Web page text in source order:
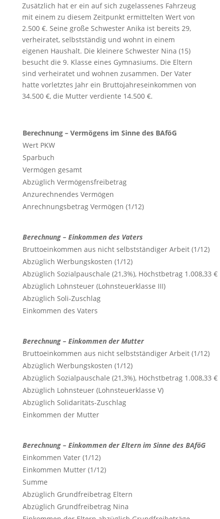
Zusätzlich hat er ein auf sich zugelassenes Fahrzeug
mit einem zu diesem Zeitpunkt ermittelten Wert von
2.500 €. Seine große Schwester Anika ist bereits 29,
verheiratet, selbstständig und wohnt in einem
eigenen Haushalt. Die kleinere Schwester Nina (15)
besucht die 9. Klasse eines Gymnasiums. Die Eltern
sind verheiratet und wohnen zusammen. Der Vater
hatte vorletztes Jahr ein Bruttojahreseinkommen von
34.500 €, die Mutter verdiente 14.500 €.
Berechnung – Vermögens im Sinne des BAföG
Wert PKW
Sparbuch
Vermögen gesamt
Abzüglich Vermögensfreibetrag
Anzurechnendes Vermögen
Anrechnungsbetrag Vermögen (1/12)
Berechnung – Einkommen des Vaters
Bruttoeinkommen aus nicht selbstständiger Arbeit (1/12)
Abzüglich Werbungskosten (1/12)
Abzüglich Sozialpauschale (21,3%), Höchstbetrag 1.008,33 €
Abzüglich Lohnsteuer (Lohnsteuerklasse III)
Abzüglich Soli-Zuschlag
Einkommen des Vaters
Berechnung – Einkommen der Mutter
Bruttoeinkommen aus nicht selbstständiger Arbeit (1/12)
Abzüglich Werbungskosten (1/12)
Abzüglich Sozialpauschale (21,3%), Höchstbetrag 1.008,33 €
Abzüglich Lohnsteuer (Lohnsteuerklasse V)
Abzüglich Solidaritäts-Zuschlag
Einkommen der Mutter
Berechnung – Einkommen der Eltern im Sinne des BAföG
Einkommen Vater (1/12)
Einkommen Mutter (1/12)
Summe
Abzüglich Grundfreibetrag Eltern
Abzüglich Grundfreibetrag Nina